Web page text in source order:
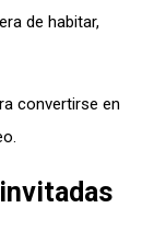
de habitar,
convertirse en